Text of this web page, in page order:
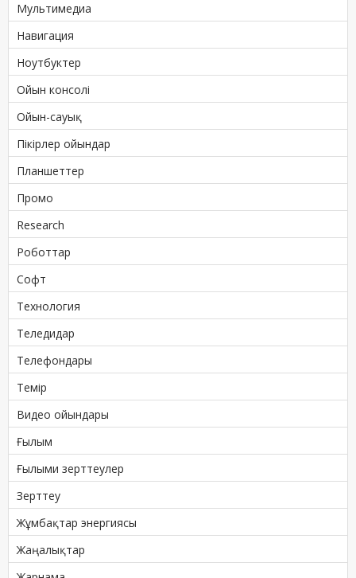
Мультимедиа
Навигация
Ноутбуктер
Ойын консолі
Ойын-сауық
Пікірлер ойындар
Планшеттер
Промо
Research
Роботтар
Софт
Технология
Теледидар
Телефондары
Темір
Видео ойындары
Ғылым
Ғылыми зерттеулер
Зерттеу
Жұмбақтар энергиясы
Жаңалықтар